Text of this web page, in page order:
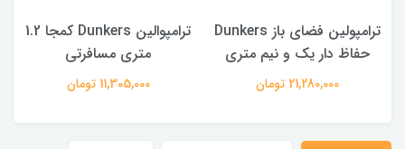
ترامپولین فضای باز Dunkers
حفاظ دار یک و نیم متری
21,280,000 تومان
ترامپوالین Dunkers کمجا 1.2
متری مسافرتی
11,305,000 تومان